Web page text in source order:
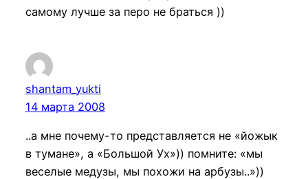
самому лучше за перо не браться ))
shantam_yukti
14 марта 2008
..а мне почему-то представляется не «йожык
в тумане», а «Большой Ух»)) помните: «мы
веселые медузы, мы похожи на арбузы..»))